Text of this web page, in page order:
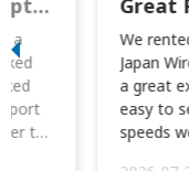
This was wonderful option to a family of four. Everything worked smoothly.
a
to
We
Japan
a great
easy to
speeds